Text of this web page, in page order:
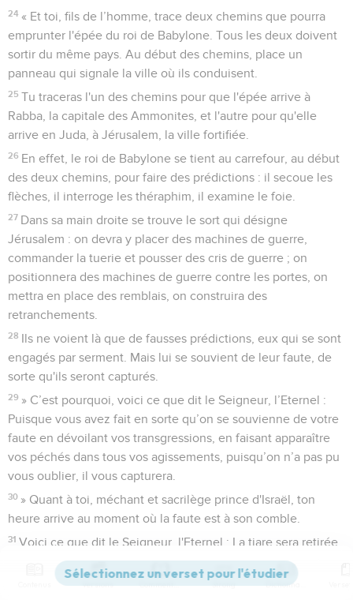
24 « Et toi, fils de l’homme, trace deux chemins que pourra
emprunter l'épée du roi de Babylone. Tous les deux doivent
sortir du même pays. Au début des chemins, place un
panneau qui signale la ville où ils conduisent.
25 Tu traceras l'un des chemins pour que l'épée arrive à
Rabba, la capitale des Ammonites, et l'autre pour qu'elle
arrive en Juda, à Jérusalem, la ville fortifiée.
26 En effet, le roi de Babylone se tient au carrefour, au début
des deux chemins, pour faire des prédictions : il secoue les
flèches, il interroge les théraphim, il examine le foie.
27 Dans sa main droite se trouve le sort qui désigne
Jérusalem : on devra y placer des machines de guerre,
commander la tuerie et pousser des cris de guerre ; on
positionnera des machines de guerre contre les portes, on
mettra en place des remblais, on construira des
retranchements.
28 Ils ne voient là que de fausses prédictions, eux qui se sont
engagés par serment. Mais lui se souvient de leur faute, de
sorte qu'ils seront capturés.
29 » C’est pourquoi, voici ce que dit le Seigneur, l’Eternel :
Puisque vous avez fait en sorte qu’on se souvienne de votre
faute en dévoilant vos transgressions, en faisant apparaître
vos péchés dans tous vos agissements, puisqu’on n’a pas pu
vous oublier, il vous capturera.
30 » Quant à toi, méchant et sacrilège prince d'Israël, ton
heure arrive au moment où la faute est à son comble.
31 Voici ce que dit le Seigneur, l'Eternel : La tiare sera retirée,
le diadème sera enlevé. Tout va changer : ce qui est bas sera
élevé, et ce qui est haut sera abaissé.
Versions Commentaires Strong